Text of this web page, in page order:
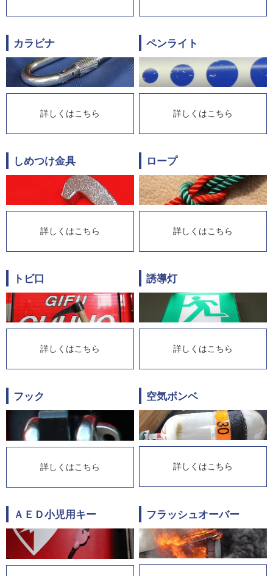
カラビナ
詳しくはこちら
ペンライト
詳しくはこちら
しめつけ金具
詳しくはこちら
ロープ
詳しくはこちら
トビ口
詳しくはこちら
誘導灯
詳しくはこちら
フック
詳しくはこちら
空気ボンベ
詳しくはこちら
ＡＥＤ小児用キー フラッシュオーバー